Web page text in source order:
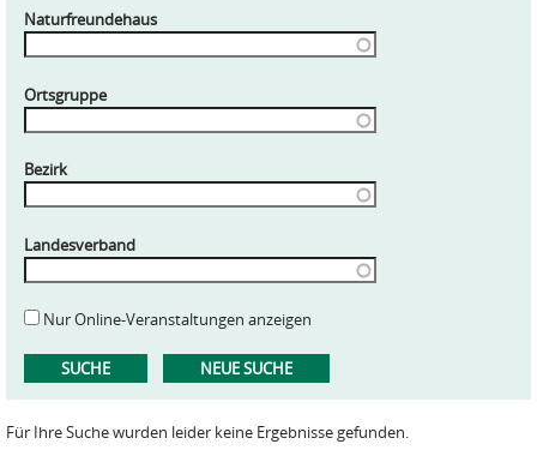
Naturfreundehaus
Ortsgruppe
Bezirk
Landesverband
Nur Online-Veranstaltungen anzeigen
Für Ihre Suche wurden leider keine Ergebnisse gefunden.